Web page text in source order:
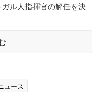
ル人指揮官の解任を決
ュース